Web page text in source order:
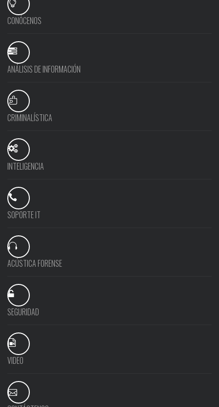
CONÓCENOS
ANÁLISIS DE INFORMACIÓN
CRIMINALÍSTICA
INTELIGENCIA
SOPORTE IT
ACÚSTICA FORENSE
SEGURIDAD
VIDEO